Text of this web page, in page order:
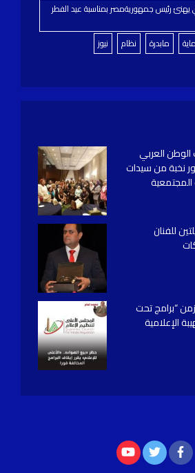
رئيس جمهوريةمصر بمناسبة عيد الفطر
مابدرة نظام نيوز
الوطن العربي
نخبة من سيدات
للفنان
زمن “برامج تحت
الإعلامية